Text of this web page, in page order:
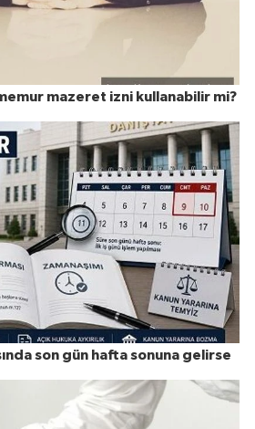
memur mazeret izni kullanabilir mi?
son gün hafta sonuna gelirse